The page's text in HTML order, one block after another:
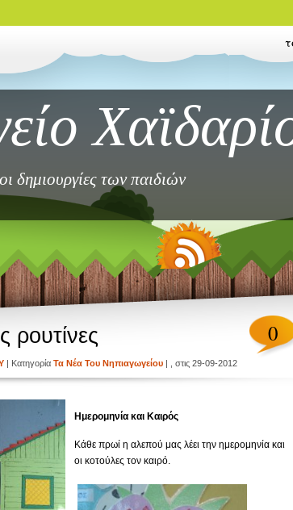
δημιουργίες των παιδιών
ρουτίνες 0
| Κατηγορία Τα Νέα Του Νηπιαγωγείου | , στις 29-09-2012
Ημερομηνία και Καιρός
Κάθε πρωί η αλεπού μας λέει την ημερομηνία και
οι κοτούλες τον καιρό.